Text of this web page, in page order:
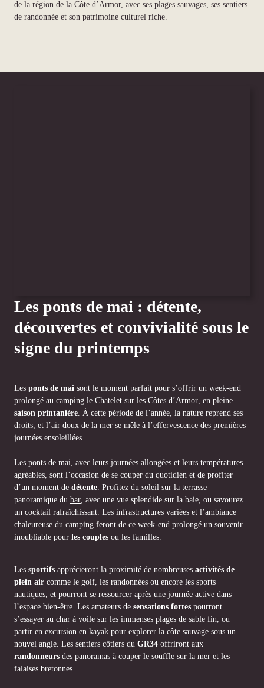
de la région de la Côte d’Armor, avec ses plages sauvages, ses sentiers
de randonnée et son patrimoine culturel riche.
Les ponts de mai : détente,
découvertes et convivialité sous le
signe du printemps
Les ponts de mai sont le moment parfait pour s’offrir un week-end
prolongé au camping le Chatelet sur les Côtes d’Armor , en pleine
saison printanière . À cette période de l’année, la nature reprend ses
droits, et l’air doux de la mer se mêle à l’effervescence des premières
journées ensoleillées.
Les ponts de mai, avec leurs journées allongées et leurs températures
agréables, sont l’occasion de se couper du quotidien et de profiter
d’un moment de détente . Profitez du soleil sur la terrasse
panoramique du bar , avec une vue splendide sur la baie, ou savourez
un cocktail rafraîchissant. Les infrastructures variées et l’ambiance
chaleureuse du camping feront de ce week-end prolongé un souvenir
inoubliable pour les couples ou les familles.
Les sportifs apprécieront la proximité de nombreuses activités de
plein air comme le golf, les randonnées ou encore les sports
nautiques, et pourront se ressourcer après une journée active dans
l’espace bien-être. Les amateurs de sensations fortes pourront
s’essayer au char à voile sur les immenses plages de sable fin, ou
partir en excursion en kayak pour explorer la côte sauvage sous un
nouvel angle. Les sentiers côtiers du GR34 offriront aux
randonneurs des panoramas à couper le souffle sur la mer et les
falaises bretonnes.